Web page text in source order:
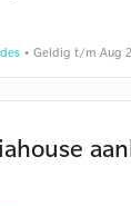
• Geldig t/m Aug